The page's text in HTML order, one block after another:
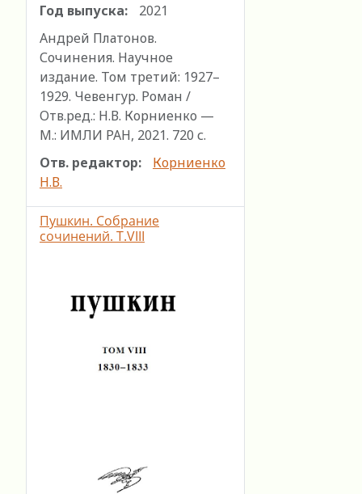
Год выпуска:
2021
Андрей Платонов.
Сочинения. Научное
издание. Том третий: 1927–
1929. Чевенгур. Роман /
Отв.ред.: Н.В. Корниенко —
М.: ИМЛИ РАН, 2021. 720 с.
Отв. редактор:
Корниенко
Н.В.
Пушкин. Собрание
сочинений. Т.VIII